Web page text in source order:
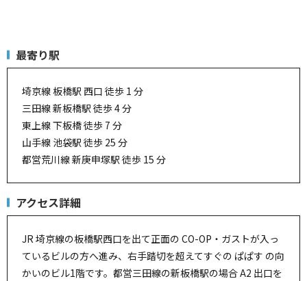
最寄り駅
埼京線 板橋駅 西口 徒歩 1 分
三田線 新板橋駅 徒歩 4 分
東上線 下板橋 徒歩 7 分
山手線 池袋駅 徒歩 25 分
都営荒川線 新庚申塚駅 徒歩 15 分
アクセス詳細
JR 埼京線の板橋駅西口を出て正面の CO-OP・ガストが入っ
ているビルの方へ進み、右手踏切を超えてすぐの ぱぱす の向
かいのビル1階です。都営三田線の新板橋駅の場合 A2 出口を